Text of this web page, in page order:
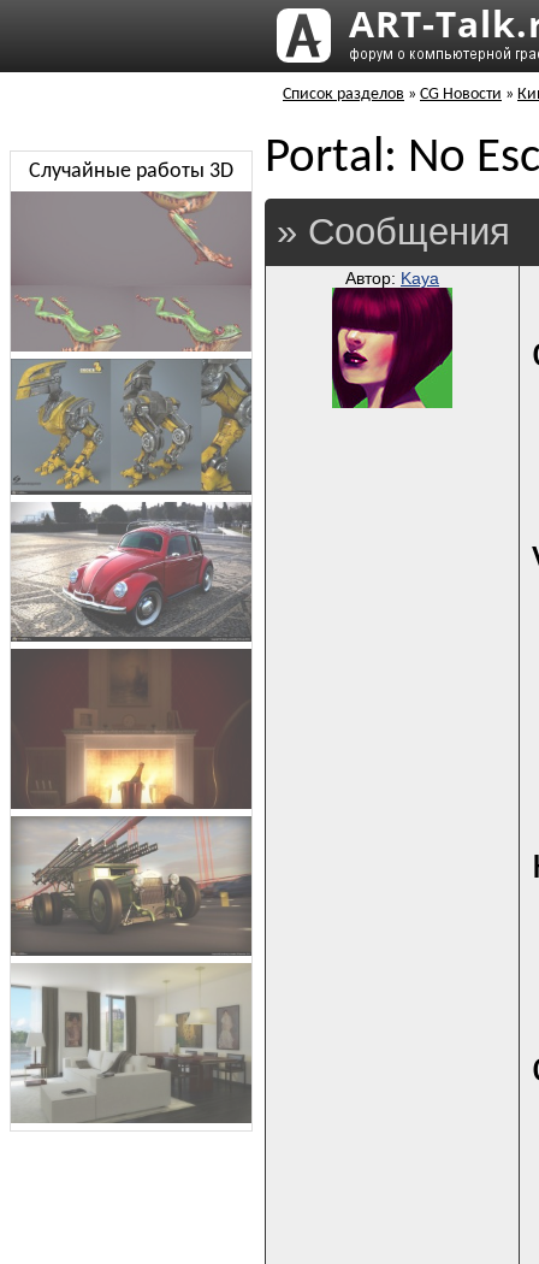
Список разделов » CG Новости »
Portal: No
» Сообщения
Автор: Kaya
Случайные работы 3D